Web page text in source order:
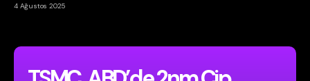
4 Ağustos 2025